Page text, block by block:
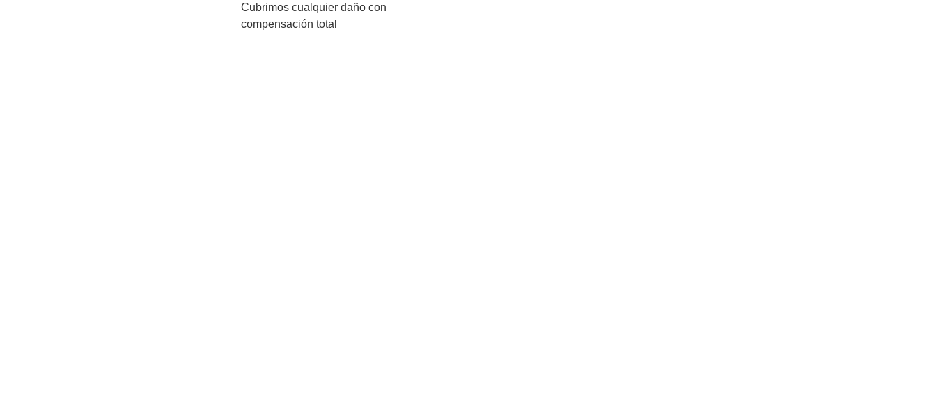
Cubrimos cualquier daño con
compensación total